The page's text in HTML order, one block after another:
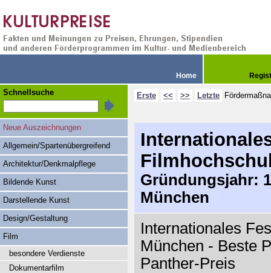
Home
Erste << >> Letzte
Gründungsjahr:
München
Internationales
München - Beste
Panther-Preis
Schnellsuche
Neue Auszeichnungen
Allgemein/Spartenübergreifend
Architektur/Denkmalpflege
Bildende Kunst
Darstellende Kunst
Design/Gestaltung
Film
besondere Verdienste
Dokumentarfilm